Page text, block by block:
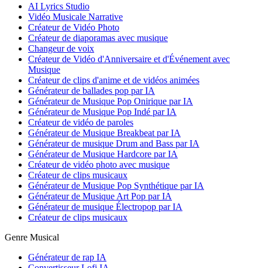
AI Lyrics Studio
Vidéo Musicale Narrative
Créateur de Vidéo Photo
Créateur de diaporamas avec musique
Changeur de voix
Créateur de Vidéo d'Anniversaire et d'Événement avec
Musique
Créateur de clips d'anime et de vidéos animées
Générateur de ballades pop par IA
Générateur de Musique Pop Onirique par IA
Générateur de Musique Pop Indé par IA
Créateur de vidéo de paroles
Générateur de Musique Breakbeat par IA
Générateur de musique Drum and Bass par IA
Générateur de Musique Hardcore par IA
Créateur de vidéo photo avec musique
Créateur de clips musicaux
Générateur de Musique Pop Synthétique par IA
Générateur de Musique Art Pop par IA
Générateur de musique Électropop par IA
Créateur de clips musicaux
Genre Musical
Générateur de rap IA